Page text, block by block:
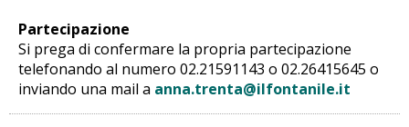
Partecipazione
Si prega di confermare la propria partecipazione
telefonando al numero 02.21591143 o 02.26415645 o
inviando una mail a anna.trenta@ilfontanile.it